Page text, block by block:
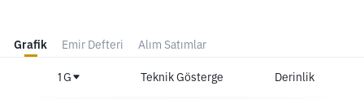
Grafik Emir Defteri Alım Satımlar
1G Teknik Gösterge Derinlik